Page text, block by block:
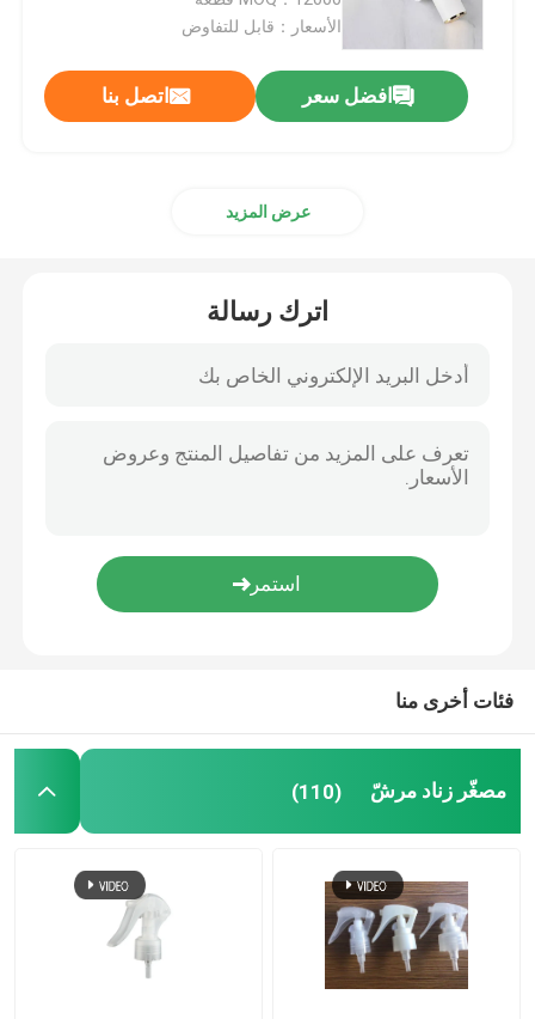
مضخة مستحضرات التجميل الصيدلي
زناد مضخة مرشّ
مضخة العطور البخاخ
دقيق سديم مرشّ
أنبوب ملمع الشفاه
زجاجة مستحضرات التجميل الأكريلية
عصا مزيل العرق فارغة
الأسعار：قابل للتفاوض
افضل سعر اتصل بنا
عرض المزيد
اترك رسالة
فئات أخرى منا
مصغّر زناد مرشّ (110)